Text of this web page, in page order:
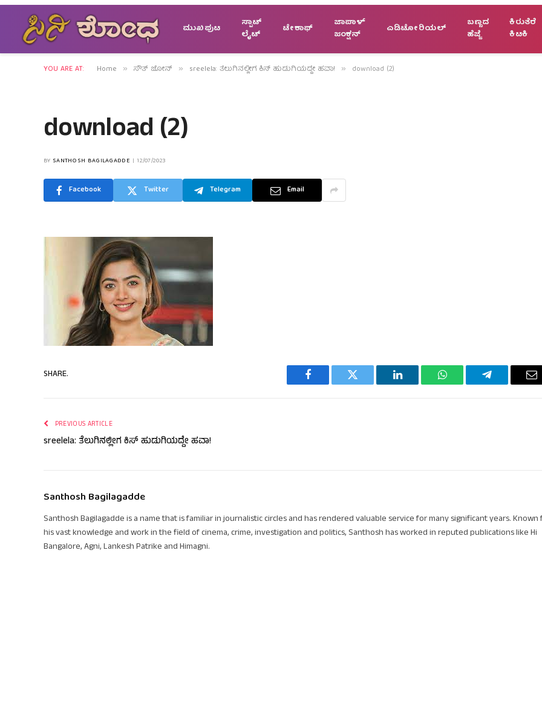
ಮುಖಪುಟ
ಸ್ಪಾಟ್
ಲೈಟ್
ಟೇಕಾಫ್
ಜಾಪಾಳ್
ಜಂಕ್ಷನ್
ಎಡಿಟೋರಿಯಲ್
ಬಣ್ಣದ
ಹೆಜ್ಜೆ
ಕಿರುತೆರೆ
ಕಿಟಕಿ
YOU ARE AT: Home » ಸೌತ್ ಜೋನ್ » sreelela: ತೆಲುಗಿನಲ್ಲೀಗ ಕಿಸ್ ಹುಡುಗಿಯದ್ದೇ ಹವಾ! » download (2)
download (2)
BY SANTHOSH BAGILAGADDE 12/07/2023
Facebook Twitter Telegram Email
SHARE.
Facebook Twitter LinkedIn WhatsAppTelegram
PREVIOUS ARTICLE
sreelela: ತೆಲುಗಿನಲ್ಲೀಗ ಕಿಸ್ ಹುಡುಗಿಯದ್ದೇ ಹವಾ!
Santhosh Bagilagadde
Santhosh Bagilagadde is a name that is familiar in journalistic circles and has rendered valuable service for many significant years. Known
his vast knowledge and work in the field of cinema, crime, investigation and politics, Santhosh has worked in reputed publications like Hi
Bangalore, Agni, Lankesh Patrike and Himagni.